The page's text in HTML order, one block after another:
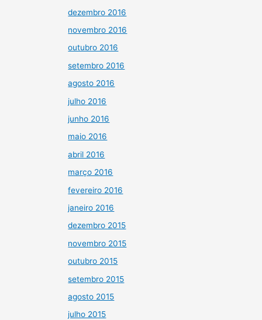
dezembro 2016
novembro 2016
outubro 2016
setembro 2016
agosto 2016
julho 2016
junho 2016
maio 2016
abril 2016
março 2016
fevereiro 2016
janeiro 2016
dezembro 2015
novembro 2015
outubro 2015
setembro 2015
agosto 2015
julho 2015